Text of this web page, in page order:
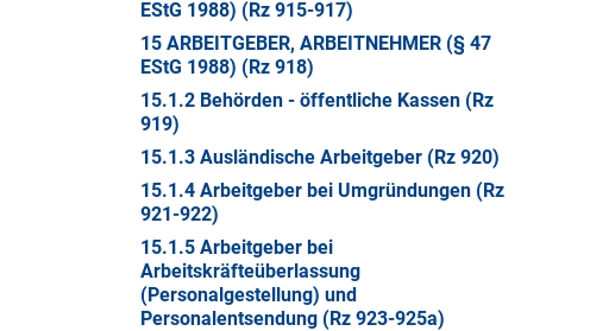
EStG 1988) (Rz 915-917)
15 ARBEITGEBER, ARBEITNEHMER (§ 47
EStG 1988) (Rz 918)
15.1.2 Behörden - öffentliche Kassen (Rz
919)
15.1.3 Ausländische Arbeitgeber (Rz 920)
15.1.4 Arbeitgeber bei Umgründungen (Rz
921-922)
15.1.5 Arbeitgeber bei
Arbeitskräfteüberlassung
(Personalgestellung) und
Personalentsendung (Rz 923-925a)